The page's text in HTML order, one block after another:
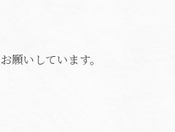
いしています。